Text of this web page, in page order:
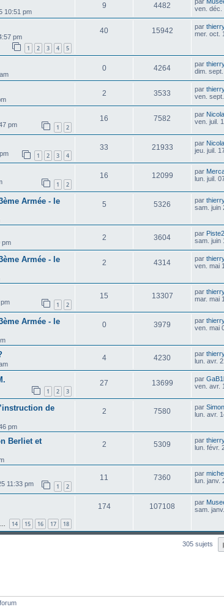
10:51 pm
9 4482 par
ven. déc.
pm
1 2 3 4 5
40 15942 par
mer. oct.
0 4264 par
dim.
2 3533 par
ven.
pm 1 2
16 7582 par
ven. juil.
1 2 3 4
33 21933 par
jeu. juil.
1 2
16 12099 par
lun. juil.
Armée - le
5 5326 par
sam. juin
pm
2 3604 par
sam. juin
Armée - le
2 4314 par
ven. mai
1 2
15 13307 par
mar. mai
Armée - le
0 3979 par
ven. mai
4 4230 par
lun. avr.
1 2 3
27 13699 par
ven. avr.
de
pm
2 7580 par
lun. avr.
Berliet et
2 5309 par
lun. févr.
11:33 pm 1 2
11 7360 par
lun. janv.
… 14 15 16 17 18
174 107108 par
sam.
305 sujets